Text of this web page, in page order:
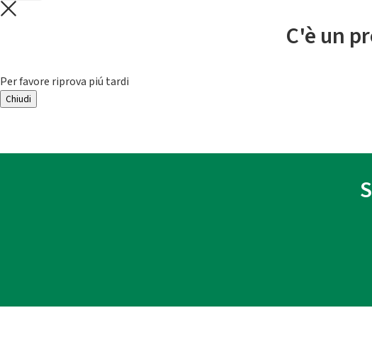
C'è un
Per favore riprova piú tardi
Chiudi